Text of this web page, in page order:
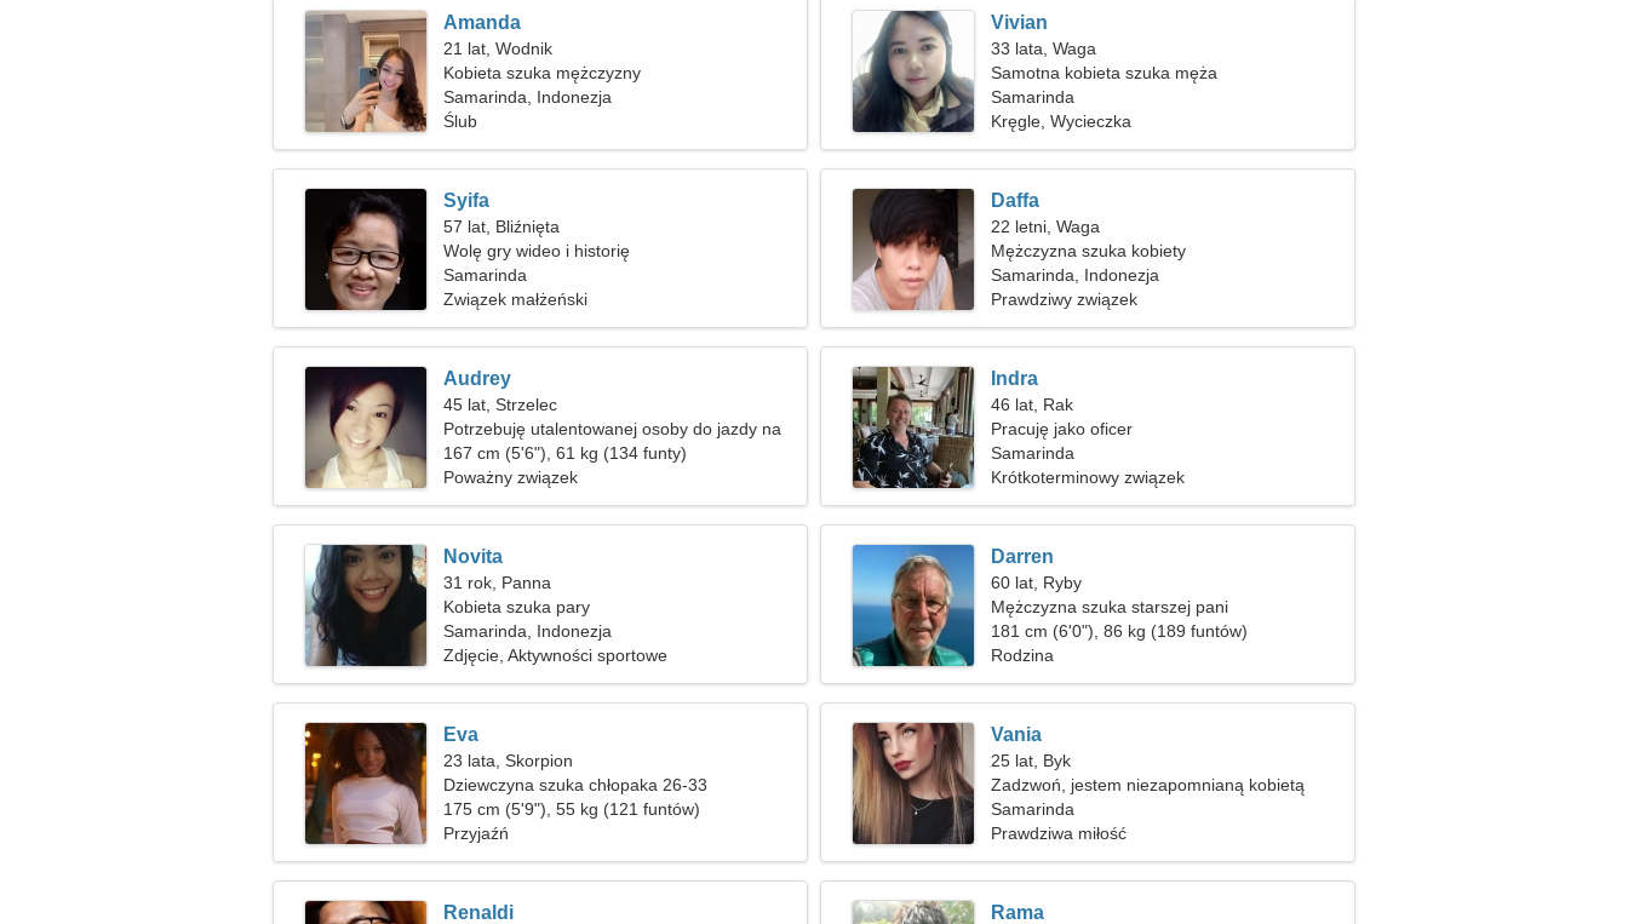
Amanda
21 lat, Wodnik
Kobieta szuka mężczyzny
Samarinda, Indonezja
Ślub
Vivian
33 lata, Waga
Samotna kobieta szuka męża
Samarinda
Kręgle, Wycieczka
Syifa
57 lat, Bliźnięta
Wolę gry wideo i historię
Samarinda
Związek małżeński
Daffa
22 letni, Waga
Mężczyzna szuka kobiety
Samarinda, Indonezja
Prawdziwy związek
Audrey
45 lat, Strzelec
Potrzebuję utalentowanej osoby do jazdy na
nartach
167 cm (5'6"), 61 kg (134 funty)
Poważny związek
Indra
46 lat, Rak
Pracuję jako oficer
Samarinda
Krótkoterminowy związek
Novita
31 rok, Panna
Kobieta szuka pary
Samarinda, Indonezja
Zdjęcie, Aktywności sportowe
Darren
60 lat, Ryby
Mężczyzna szuka starszej pani
181 cm (6'0"), 86 kg (189 funtów)
Rodzina
Eva
23 lata, Skorpion
Dziewczyna szuka chłopaka 26-33
175 cm (5'9"), 55 kg (121 funtów)
Przyjaźń
Vania
25 lat, Byk
Zadzwoń, jestem niezapomnianą kobietą
Samarinda
Prawdziwa miłość
Renaldi Rama